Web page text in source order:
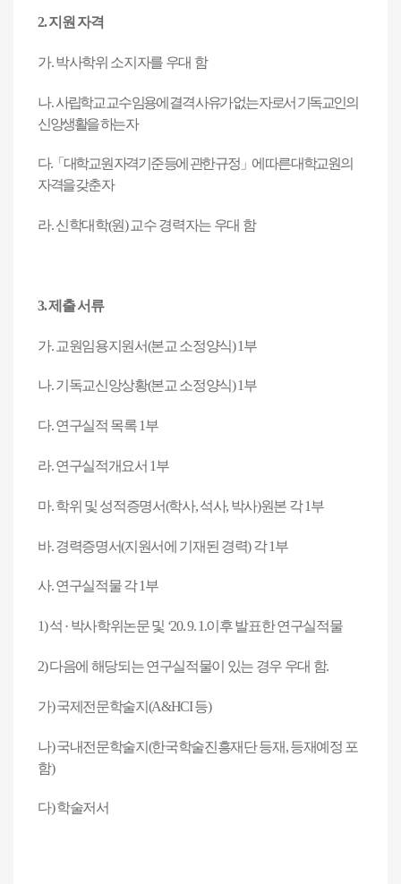
2.지원 자격
가.박사학위 소지자를 우대 함
나.사립학교 교수 임용에 결격 사유가 없는 자로서 기독교인의
신앙생활을 하는 자
다.「 대학교원 자격기준 등에 관한 규정」 에 따른 대학교원의
자격을 갖춘 자
라.신학대학(원)교수 경력자는 우대 함
3.제출 서류
가. 교원임용지원서(본교 소정양식) 1부
나.기독교신앙상황(본교 소정양식) 1부
다.연구실적 목록1부
라.연구실적개요서 1부
마.학위 및 성적증명서(학사,석사, 박사)원본 각1부
바.경력증명서(지원서에 기재된 경력)각1부
사.연구실적물 각1부
1)석 · 박사학위논문 및 ‘20. 9. 1.이후 발표한 연구실적물
2)다음에 해당되는 연구실적물이 있는 경우 우대 함.
가)국제전문학술지 (A&HCI등)
나)국내전문학술지 (한국학술진흥재단 등재,등재예정 포
함)
다)학술저서